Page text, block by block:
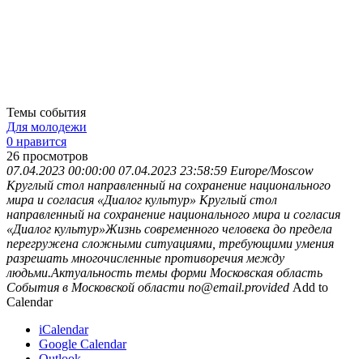
Темы события
Для молодежи
0 нравится
26 просмотров
07.04.2023 00:00:00 07.04.2023 23:58:59 Europe/Moscow
Круглый стол направленный на сохранение национального
мира и согласия «Диалог культур» Круглый стол
направленный на сохранение национального мира и согласия
«Диалог культур»Жизнь современного человека до предела
перегружена сложными ситуациями, требующими умения
разрешать многочисленные противоречия между
людьми.Актуальность темы форми Московская область
События в Московской области no@email.provided Add to
Calendar
iCalendar
Google Calendar